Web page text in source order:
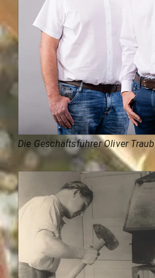
Die Geschäftsführer Oliver